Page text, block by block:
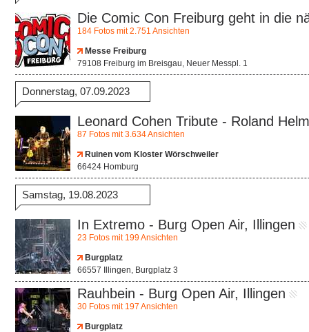
Die Comic Con Freiburg geht in die
184 Fotos mit 2.751 Ansichten
Messe Freiburg
79108 Freiburg im Breisgau, Neuer Messpl. 1
Donnerstag, 07.09.2023
Leonard Cohen Tribute - Roland
87 Fotos mit 3.634 Ansichten
Ruinen vom Kloster Wörschweiler
66424 Homburg
Samstag, 19.08.2023
In Extremo - Burg Open Air, Illingen
23 Fotos mit 199 Ansichten
Burgplatz
66557 Illingen, Burgplatz 3
Rauhbein - Burg Open Air, Illingen
30 Fotos mit 197 Ansichten
Burgplatz